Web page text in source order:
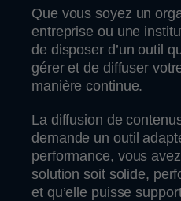
Que vous soyez un
entreprise ou une
de disposer d’un outil
gérer et de diffuser
manière continue.
La diffusion de
demande un outil
performance, vous
solution soit solide,
et qu’elle puisse